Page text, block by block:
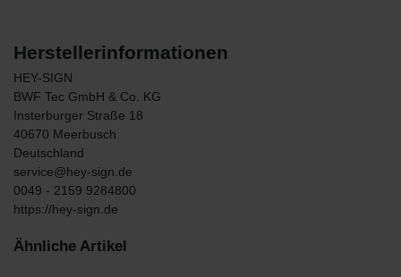
Herstellerinformationen
HEY-SIGN
BWF Tec GmbH & Co. KG
Insterburger Straße 18
40670 Meerbusch
Deutschland
service@hey-sign.de
0049 - 2159 9284800
https://hey-sign.de
Ähnliche Artikel